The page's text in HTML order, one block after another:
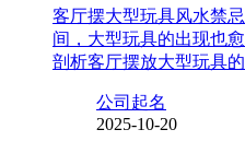
客厅摆大型玩具风水禁
间，大型玩具的出现也
剖析客厅摆放大型玩具
公司起名
2025-10-20